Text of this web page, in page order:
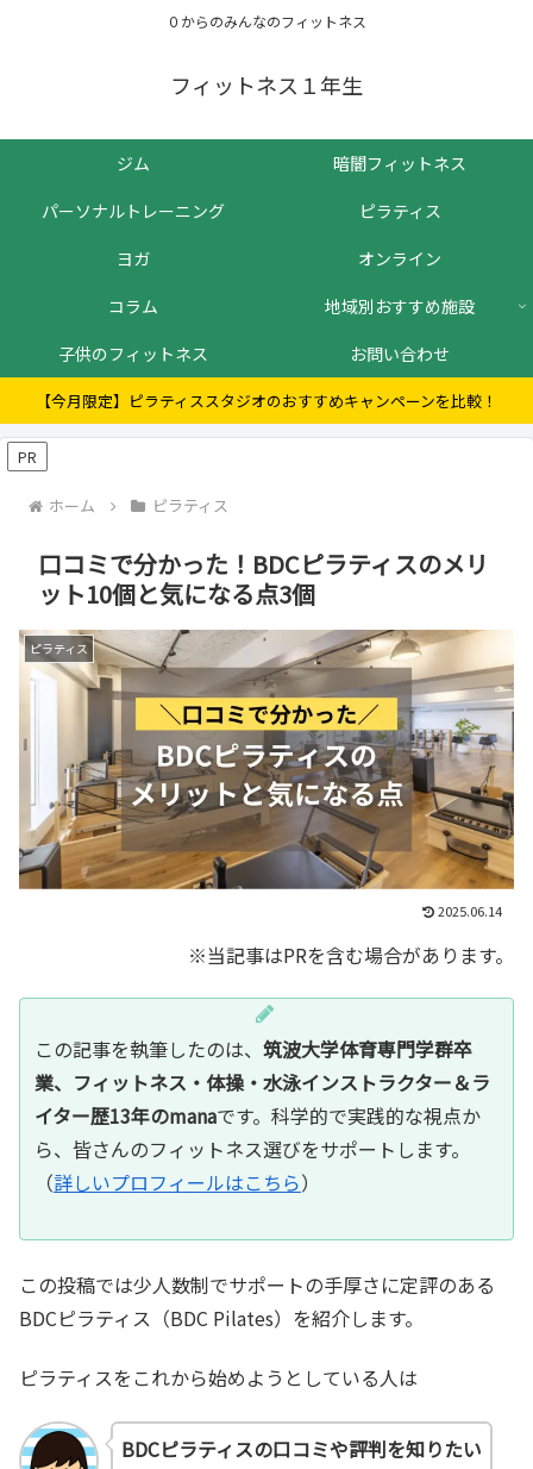
０からのみんなのフィットネス
フィットネス１年生
ジム
暗闇フィットネス
パーソナルトレーニング
ピラティス
ヨガ
オンライン
コラム
地域別おすすめ施設
子供のフィットネス
お問い合わせ
【今月限定】ピラティススタジオのおすすめキャンペーンを比較！
PR
ホーム ピラティス
口コミで分かった！BDCピラティスのメリ
ット10個と気になる点3個
ピラティス
2025.06.14
※当記事はPRを含む場合があります。
この記事を執筆したのは、 筑波大学体育専門学群卒
業、フィットネス・体操・水泳インストラクター＆ラ
イター歴13年のmanaです。科学的で実践的な視点か
ら、皆さんのフィットネス選びをサポートします。
（詳しいプロフィールはこちら）
この投稿では少人数制でサポートの手厚さに定評のある
BDCピラティス（BDC Pilates）を紹介します。
ピラティスをこれから始めようとしている人は
BDCピラティスの口コミや評判を知りたい